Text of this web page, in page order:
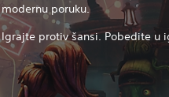
modernu poruku.
Igrajte protiv šansi. Pobedite u